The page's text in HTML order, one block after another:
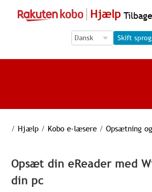
Hjælp
Language Selection
Language Selection
Skift sprog
/ Hjælp / Kobo e-læsere / Opsætning
Opsæt din eReader med
din pc